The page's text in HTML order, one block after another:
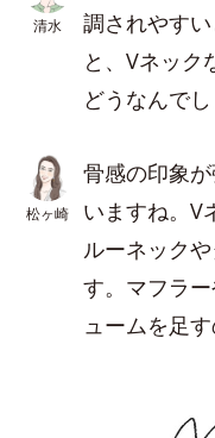
清水
調されやす
と、Vネック
どうなんで
松ヶ崎
骨感の印象
いますね。V
ルーネック
す。マフラ
ュームを足